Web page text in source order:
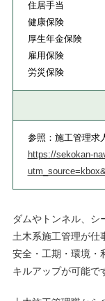
住居手当
健康保険
厚生年金保険
雇用保険
労災保険
参照：施工管理求
https://sekokan-
ダムやトンネル、シ
土木系施工管理が仕
安全・工期・環境・
キルアップが可能で